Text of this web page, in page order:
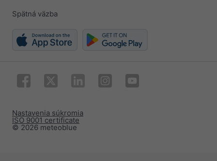
Spätná väzba
© 2026 meteoblue
ISO 9001 certificate
Nastavenia súkromia